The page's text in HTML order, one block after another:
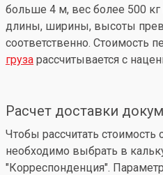
больше 4 м, вес более 500 кг
длины, ширины, высоты
соответственно. Стоимость
груза рассчитывается с
Расчет доставки
Чтобы рассчитать стоимость
необходимо выбрать в
"Корреспонденция".